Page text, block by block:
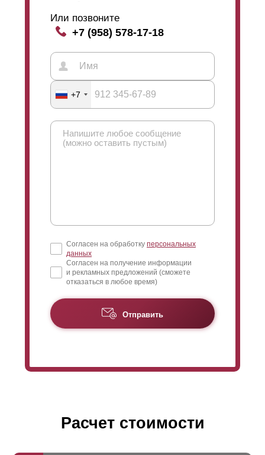
Или позвоните
+7 (958) 578-17-18
+7
Согласен на обработку персональных
данных
Согласен на получение информации
и рекламных предложений (сможете
отказаться в любое время)
Отправить
Расчет стоимости